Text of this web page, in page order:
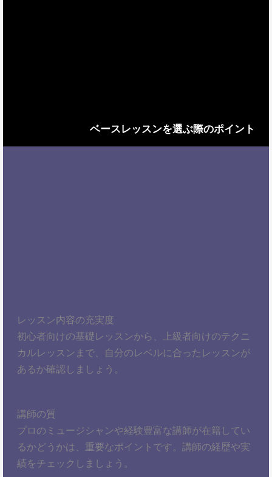
ベースレッスンを選ぶ際のポイント
レッスン内容の充実度
初心者向けの基礎レッスンから、上級者向けのテクニ
カルレッスンまで、自分のレベルに合ったレッスンが
あるか確認しましょう。
講師の質
プロのミュージシャンや経験豊富な講師が在籍してい
るかどうかは、重要なポイントです。講師の経歴や実
績をチェックしましょう。